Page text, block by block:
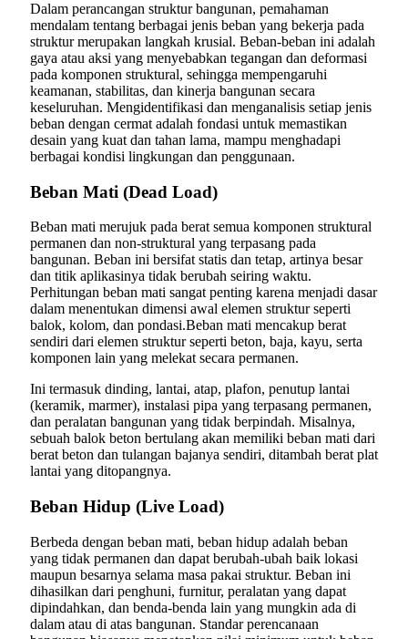
Dalam perancangan struktur bangunan, pemahaman
mendalam tentang berbagai jenis beban yang bekerja pada
struktur merupakan langkah krusial. Beban-beban ini adalah
gaya atau aksi yang menyebabkan tegangan dan deformasi
pada komponen struktural, sehingga mempengaruhi
keamanan, stabilitas, dan kinerja bangunan secara
keseluruhan. Mengidentifikasi dan menganalisis setiap jenis
beban dengan cermat adalah fondasi untuk memastikan
desain yang kuat dan tahan lama, mampu menghadapi
berbagai kondisi lingkungan dan penggunaan.
Beban Mati (Dead Load)
Beban mati merujuk pada berat semua komponen struktural
permanen dan non-struktural yang terpasang pada
bangunan. Beban ini bersifat statis dan tetap, artinya besar
dan titik aplikasinya tidak berubah seiring waktu.
Perhitungan beban mati sangat penting karena menjadi dasar
dalam menentukan dimensi awal elemen struktur seperti
balok, kolom, dan pondasi.Beban mati mencakup berat
sendiri dari elemen struktur seperti beton, baja, kayu, serta
komponen lain yang melekat secara permanen.
Ini termasuk dinding, lantai, atap, plafon, penutup lantai
(keramik, marmer), instalasi pipa yang terpasang permanen,
dan peralatan bangunan yang tidak berpindah. Misalnya,
sebuah balok beton bertulang akan memiliki beban mati dari
berat beton dan tulangan bajanya sendiri, ditambah berat plat
lantai yang ditopangnya.
Beban Hidup (Live Load)
Berbeda dengan beban mati, beban hidup adalah beban
yang tidak permanen dan dapat berubah-ubah baik lokasi
maupun besarnya selama masa pakai struktur. Beban ini
dihasilkan dari penghuni, furnitur, peralatan yang dapat
dipindahkan, dan benda-benda lain yang mungkin ada di
dalam atau di atas bangunan. Standar perencanaan